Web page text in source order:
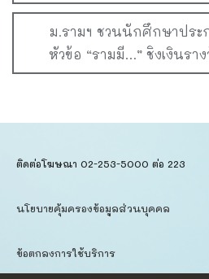
ม.รามฯ ชวนนักศึกษาปร
หัวข้อ “รามมี…” ชิงเงินรา
ติดต่อโฆษณา 02-253-5000​ ต่อ 223
นโยบายคุ้มครองข้อมูลส่วนบุคคล​
ข้อตกลงการใช้บริการ